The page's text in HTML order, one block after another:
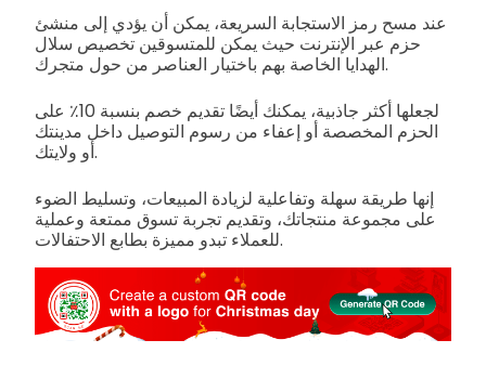
عند مسح رمز الاستجابة السريعة، يمكن أن يؤدي إلى منشئ
حزم عبر الإنترنت حيث يمكن للمتسوقين تخصيص سلال
الهدايا الخاصة بهم باختيار العناصر من حول متجرك.
لجعلها أكثر جاذبية، يمكنك أيضًا تقديم خصم بنسبة 10٪ على
الحزم المخصصة أو إعفاء من رسوم التوصيل داخل مدينتك
أو ولايتك.
إنها طريقة سهلة وتفاعلية لزيادة المبيعات، وتسليط الضوء
على مجموعة منتجاتك، وتقديم تجربة تسوق ممتعة وعملية
للعملاء تبدو مميزة بطابع الاحتفالات.